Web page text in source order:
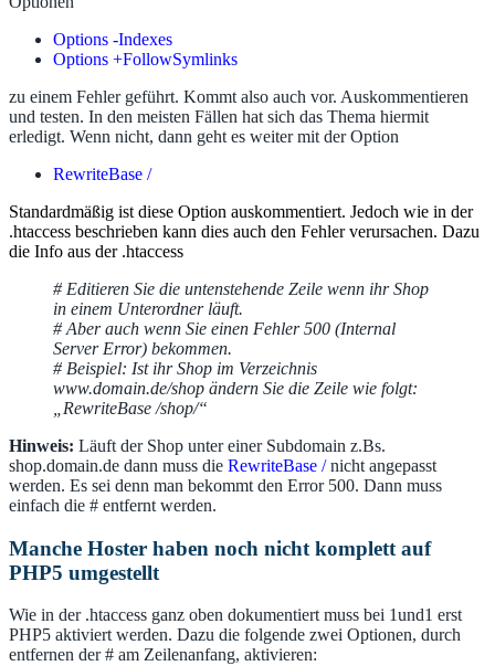
Options -Indexes
Options +FollowSymlinks
zu einem Fehler geführt. Kommt also auch vor. Auskommentieren
und testen. In den meisten Fällen hat sich das Thema hiermit
erledigt. Wenn nicht, dann geht es weiter mit der Option
RewriteBase /
Standardmäßig ist diese Option auskommentiert. Jedoch wie in der
.htaccess beschrieben kann dies auch den Fehler verursachen. Dazu
die Info aus der .htaccess
# Editieren Sie die untenstehende Zeile wenn ihr Shop
in einem Unterordner läuft.
# Aber auch wenn Sie einen Fehler 500 (Internal
Server Error) bekommen.
# Beispiel: Ist ihr Shop im Verzeichnis
www.domain.de/shop ändern Sie die Zeile wie folgt:
„RewriteBase /shop/“
Hinweis: Läuft der Shop unter einer Subdomain z.Bs.
shop.domain.de dann muss die RewriteBase /nicht angepasst
werden. Es sei denn man bekommt den Error 500. Dann muss
einfach die # entfernt werden.
Manche Hoster haben noch nicht komplett auf
PHP5 umgestellt
Wie in der .htaccess ganz oben dokumentiert muss bei 1und1 erst
PHP5 aktiviert werden. Dazu die folgende zwei Optionen, durch
entfernen der # am Zeilenanfang, aktivieren: